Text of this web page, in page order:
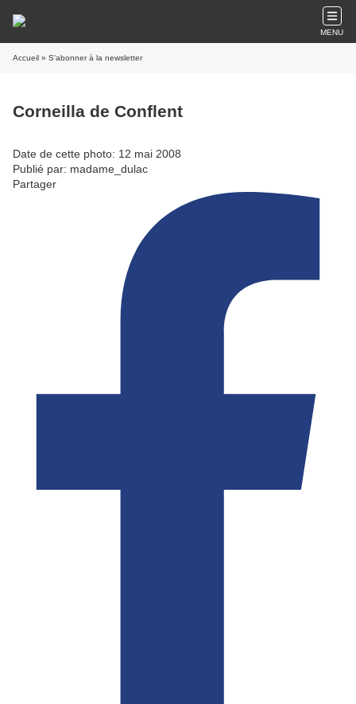
MENU
Accueil » S'abonner à la newsletter
Corneilla de Conflent
Date de cette photo: 12 mai 2008
Publié par: madame_dulac
Partager